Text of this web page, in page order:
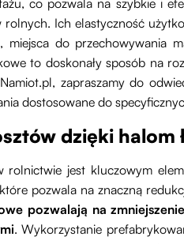
co pozwala na szybkie i
Ich elastyczność
miejsca do przechowywania
to doskonały sposób na
zapraszamy do
dostosowane do
dzięki halom
rolnictwie jest kluczowym
pozwala na znaczną
pozwalają na
. Wykorzystanie